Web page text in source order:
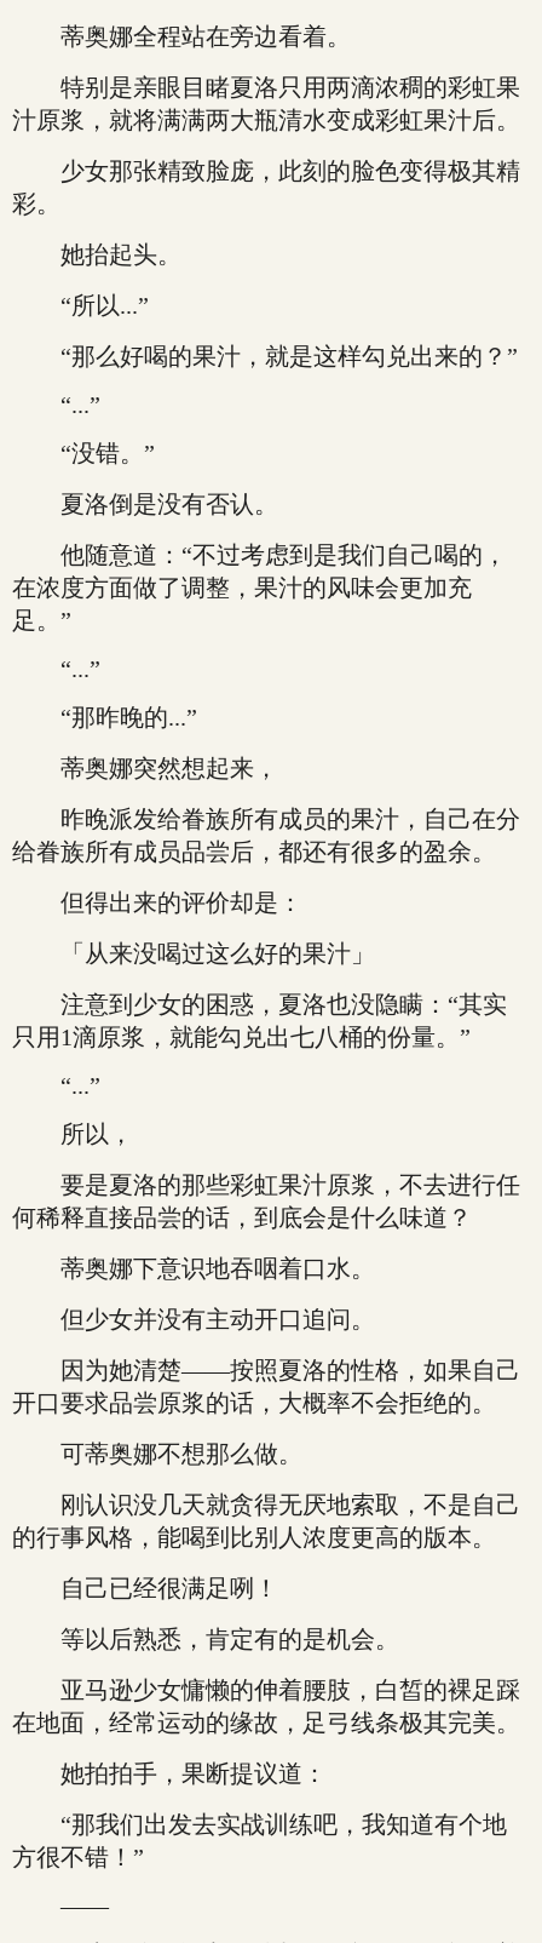
蒂奥娜全程站在旁边看着。
特别是亲眼目睹夏洛只用两滴浓稠的彩虹果
汁原浆，就将满满两大瓶清水变成彩虹果汁后。
少女那张精致脸庞，此刻的脸色变得极其精
彩。
她抬起头。
“所以...”
“那么好喝的果汁，就是这样勾兑出来的？”
“...”
“没错。”
夏洛倒是没有否认。
他随意道：“不过考虑到是我们自己喝的，
在浓度方面做了调整，果汁的风味会更加充
足。”
“...”
“那昨晚的...”
蒂奥娜突然想起来，
昨晚派发给眷族所有成员的果汁，自己在分
给眷族所有成员品尝后，都还有很多的盈余。
但得出来的评价却是：
「从来没喝过这么好的果汁」
注意到少女的困惑，夏洛也没隐瞒：“其实
只用1滴原浆，就能勾兑出七八桶的份量。”
“...”
所以，
要是夏洛的那些彩虹果汁原浆，不去进行任
何稀释直接品尝的话，到底会是什么味道？
蒂奥娜下意识地吞咽着口水。
但少女并没有主动开口追问。
因为她清楚——按照夏洛的性格，如果自己
开口要求品尝原浆的话，大概率不会拒绝的。
可蒂奥娜不想那么做。
刚认识没几天就贪得无厌地索取，不是自己
的行事风格，能喝到比别人浓度更高的版本。
自己已经很满足咧！
等以后熟悉，肯定有的是机会。
亚马逊少女慵懒的伸着腰肢，白皙的裸足踩
在地面，经常运动的缘故，足弓线条极其完美。
她拍拍手，果断提议道：
“那我们出发去实战训练吧，我知道有个地
方很不错！”
——